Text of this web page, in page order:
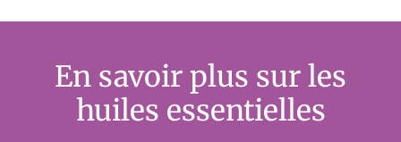
En savoir plus sur les
huiles essentielles